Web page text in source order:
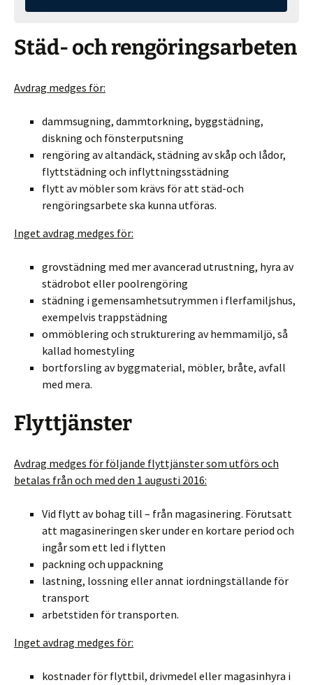
Städ- och rengöringsarbeten
Avdrag medges för:
dammsugning, dammtorkning, byggstädning,
diskning och fönsterputsning
rengöring av altandäck, städning av skåp och lådor,
flyttstädning och inflyttningsstädning
flytt av möbler som krävs för att städ-och
rengöringsarbete ska kunna utföras.
Inget avdrag medges för:
grovstädning med mer avancerad utrustning, hyra av
städrobot eller poolrengöring
städning i gemensamhetsutrymmen i flerfamiljshus,
exempelvis trappstädning
ommöblering och strukturering av hemmamiljö, så
kallad homestyling
bortforsling av byggmaterial, möbler, bråte, avfall
med mera.
Flyttjänster
Avdrag medges för följande flyttjänster som utförs och
betalas från och med den 1 augusti 2016:
Vid flytt av bohag till – från magasinering. Förutsatt
att magasineringen sker under en kortare period och
ingår som ett led i flytten
packning och uppackning
lastning, lossning eller annat iordningställande för
transport
arbetstiden för transporten.
Inget avdrag medges för:
kostnader för flyttbil, drivmedel eller magasinhyra i